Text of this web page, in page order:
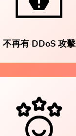
不再有 DDoS 攻擊